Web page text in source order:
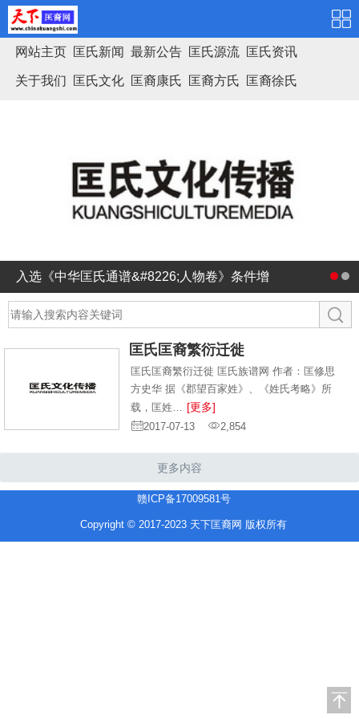
网站主页 匡氏新闻 最新公告 匡氏源流 匡氏资讯
关于我们 匡氏文化 匡裔康氏 匡裔方氏 匡裔徐氏
入选《中华匡氏通谱&#8226;人物卷》条件增
加条款
匡氏匡裔繁衍迁徙
匡氏匡裔繁衍迁徙 匡氏族谱网 作者：匡修思
方史华 据《郡望百家姓》、《姓氏考略》所
载，匡姓…
[更多]
2017-07-13 2,854
更多内容
赣ICP备17009581号
Copyright © 2017-2023 天下匡裔网 版权所有